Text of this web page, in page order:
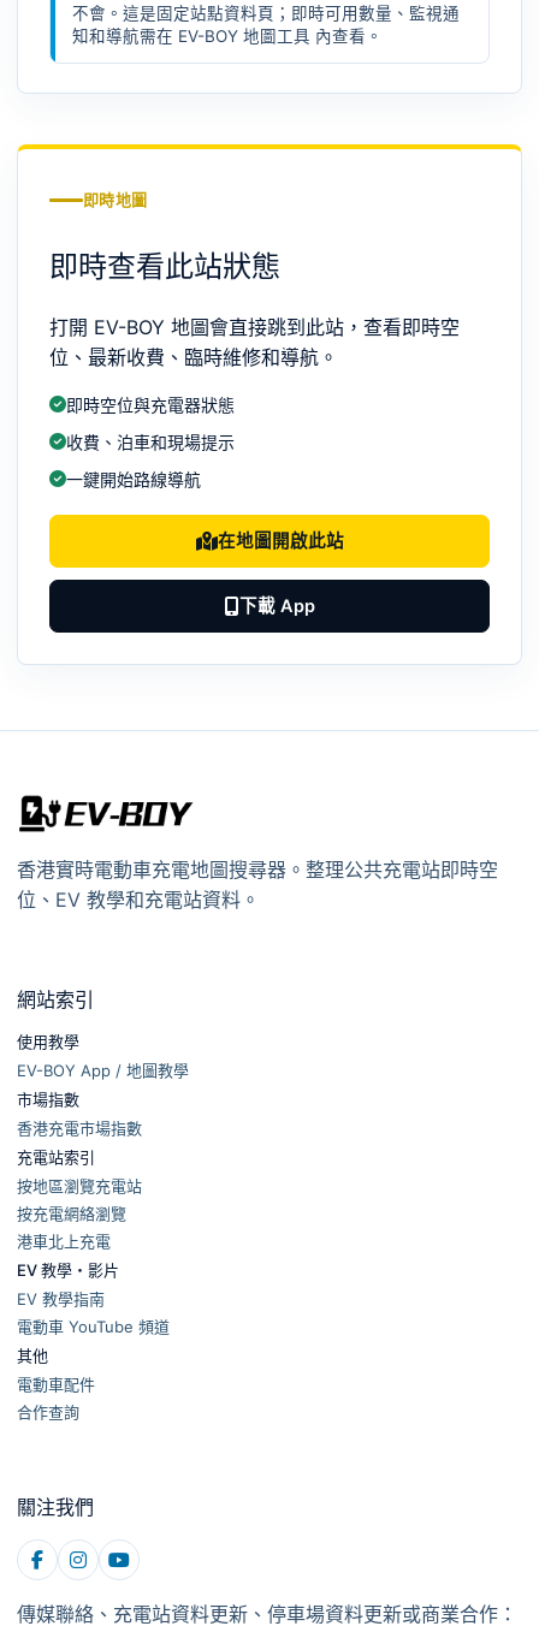
不會。這是固定站點資料頁；即時可用數量、監視通
知和導航需在 EV-BOY 地圖工具 內查看。
即時地圖
即時查看此站狀態
打開 EV-BOY 地圖會直接跳到此站，查看即時空
位、最新收費、臨時維修和導航。
即時空位與充電器狀態
收費、泊車和現場提示
一鍵開始路線導航
在地圖開啟此站
下載 App
香港實時電動車充電地圖搜尋器。整理公共充電站即時空
位、EV 教學和充電站資料。
網站索引
使用教學
EV-BOY App / 地圖教學
市場指數
香港充電市場指數
充電站索引
按地區瀏覽充電站
按充電網絡瀏覽
港車北上充電
EV 教學・影片
EV 教學指南
電動車 YouTube 頻道
其他
電動車配件
合作查詢
關注我們
傳媒聯絡、充電站資料更新、停車場資料更新或商業合作：